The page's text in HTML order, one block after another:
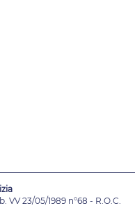
23/05/1989 n°68 - R.O.C.